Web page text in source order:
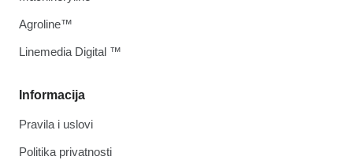
Informacija
Pravila i uslovi
Politika privatnosti
Agroline™
Linemedia Digital ™